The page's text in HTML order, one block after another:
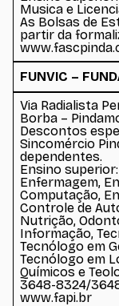
Musica e
As Bolsas de
partir da
FUNVIC –
Via Radialista
Borba –
Descontos
Sincomércio
dependentes.
Ensino
Enfermagem,
Computação,
Controle de
Nutrição,
Informação,
Tecnólogo em
Tecnólogo em
Químicos e
3648-8324/
www.fapi.br